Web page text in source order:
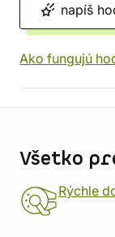
napíš
Ako fungujú
Všetko
Rýchle